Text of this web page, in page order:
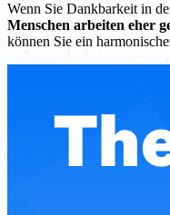
Wenn Sie Dankbarkeit in
Menschen arbeiten eher
können Sie ein